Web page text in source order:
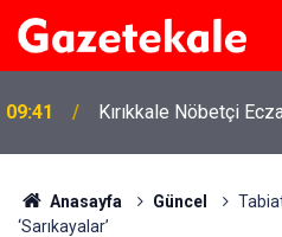
09:18 Kırıkkale'de altın
Anasayfa Güncel
‘Sarıkayalar’